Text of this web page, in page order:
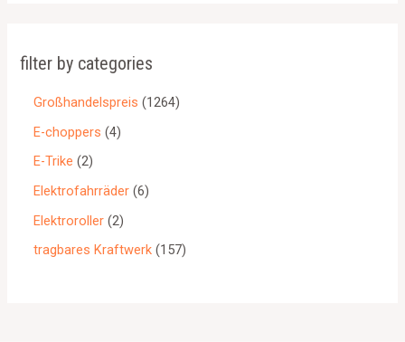
filter by categories
Großhandelspreis 1264
E-choppers 4
E-Trike 2
Elektrofahrräder 6
Elektroroller 2
tragbares Kraftwerk 157